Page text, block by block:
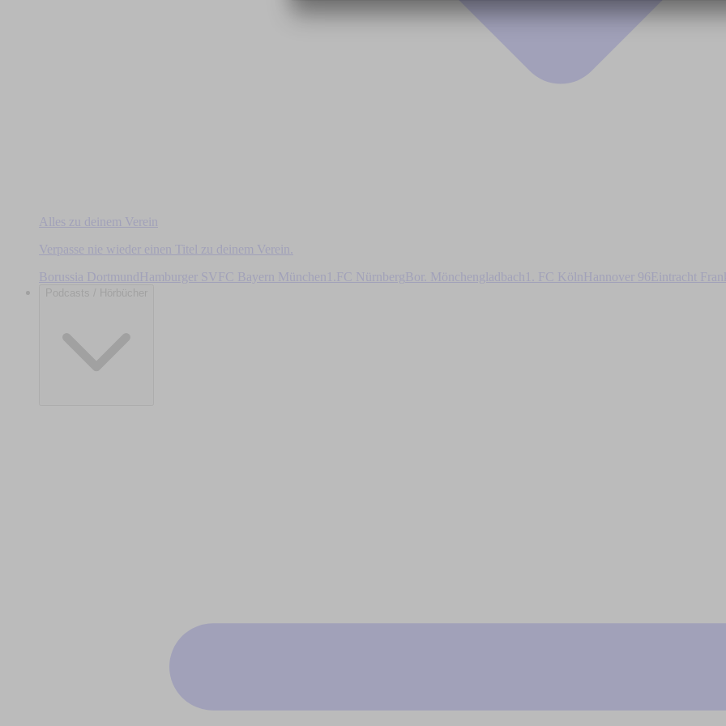
Alles zu deinem Verein
Verpasse nie wieder einen Titel zu deinem Verein.
Borussia DortmundHamburger SV FC Bayern München 1.FC Nürnberg Bor. Mönchengladbach 1. FC Köln Hannover 96Eintracht
Podcasts / Hörbücher